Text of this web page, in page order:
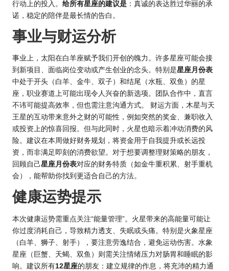
行动上的投入。 给所有星座的建议是 ：真诚的表达胜过华丽的承
诺，稳定的陪伴是最长情的告白。
事业与财运分析
事业上，太阳在白羊座赋予我们开创的魄力。许多星座可能会接
到新项目、面临岗位变动或产生创业的念头。特别是星座月份表
中处于开头（白羊、金牛、双子）和结尾（水瓶、双鱼）的星
座，职业赛道上可能出现令人兴奋的新选项。团队合作中，直言
不讳可能提高效率，但也需注意沟通方式。 财运方面，木星与天
王星的互动带来意外之财的可能性，例如突然的奖金、兼职收入
或投资上的惊喜回报。但与此同时，火星也暗示着冲动消费的风
险。建议在本周做好财务规划，将资金用于自我提升或长远投
资，而非满足即刻的消费欲望。对于想要调整理财策略的朋友，
回顾自己星座月份表对应的财务特质（如金牛重积累、射手重机
会），能帮助你找到更适合自己的方法。
健康运势提示
本次健康运势需重点关注“能量管理”。火星带来的高能量可能让
你过度消耗自己，导致精力透支、失眠或头痛。特别是火象星座
（白羊、狮子、射手），要注意劳逸结合，避免运动伤害。水象
星座（巨蟹、天蝎、双鱼）则需关注情绪压力对肠胃和睡眠的影
响。建议所有12星座的朋友：建立规律的作息，将充沛的精力通